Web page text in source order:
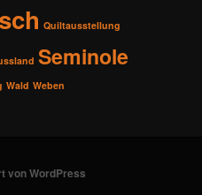
Quiltausstellung
Seminole
Wald Weben
von WordPress